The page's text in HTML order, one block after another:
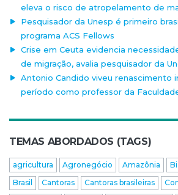
eleva o risco de atropelamento de
Pesquisador da Unesp é primeiro
programa ACS Fellows
Crise em Ceuta evidencia
de migração, avalia pesquisador da
Antonio Candido viveu renascimento
período como professor da
TEMAS ABORDADOS (TAGS)
agricultura Agronegócio Amazônia
Brasil
Cantoras Cantoras brasileiras